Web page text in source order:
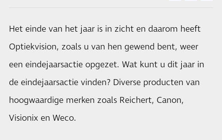
Het einde van het jaar is in zicht en daarom heeft
Optiekvision, zoals u van hen gewend bent, weer
een eindejaarsactie opgezet. Wat kunt u dit jaar in
de eindejaarsactie vinden? Diverse producten van
hoogwaardige merken zoals Reichert, Canon,
Visionix en Weco.